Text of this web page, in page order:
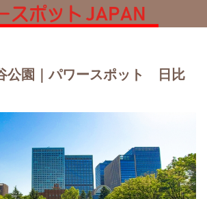
公園｜パワースポット 日比